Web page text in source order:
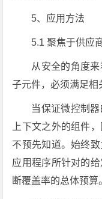
5、应用方法
5.1 聚焦于供应
从安全的角度
子元件，必须满足相
当保证微控制
上下文之外的组件
不预先知道。始终
应用程序所针对的
断覆盖率的总体预算